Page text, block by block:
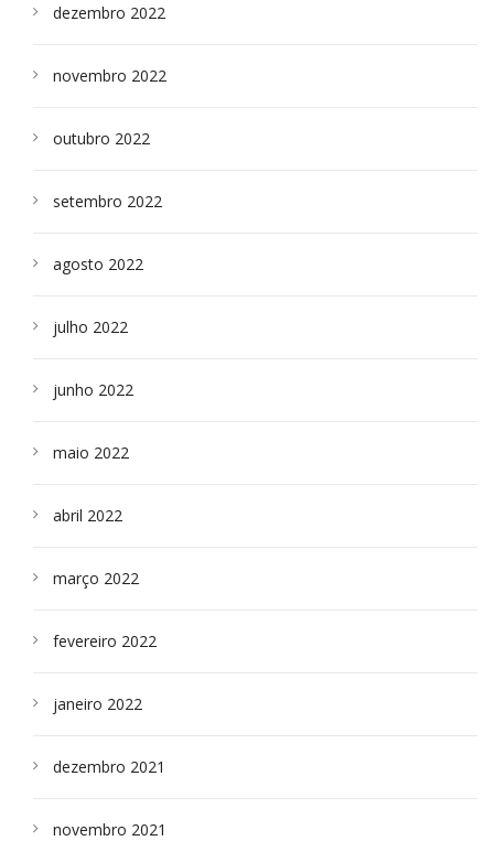
dezembro 2022
novembro 2022
outubro 2022
setembro 2022
agosto 2022
julho 2022
junho 2022
maio 2022
abril 2022
março 2022
fevereiro 2022
janeiro 2022
dezembro 2021
novembro 2021